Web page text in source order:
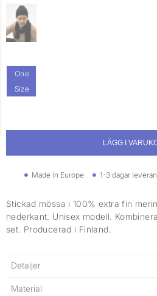
One
Size
LÄGG I
Made in Europe 1-3 dagar
Stickad mössa i 100% extra fin
nederkant. Unisex modell.
set. Producerad i Finland.
Detaljer
Material